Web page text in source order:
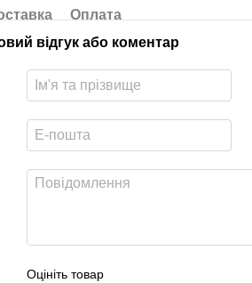
Оплата
відгук або коментар
Оцініть товар